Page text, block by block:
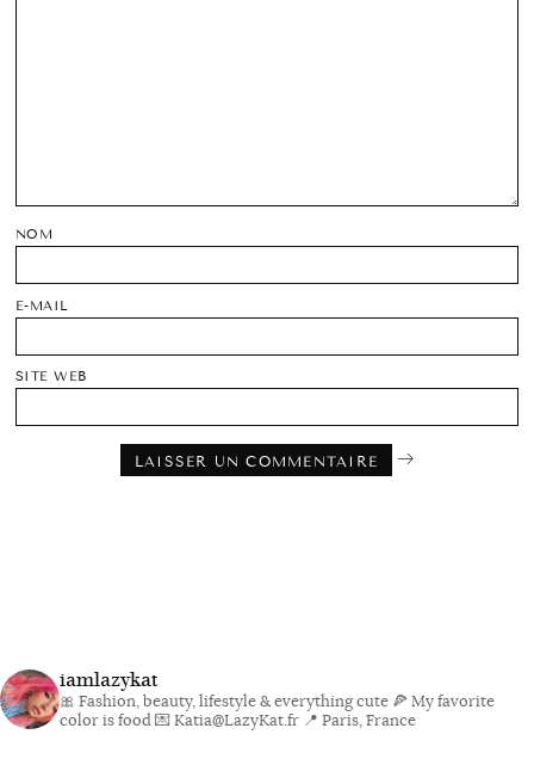
NOM
E-MAIL
SITE WEB
iamlazykat
🎀 Fashion, beauty, lifestyle & everything cute 🍕 My favorite
color is food💌 Katia@LazyKat.fr 📍 Paris, France